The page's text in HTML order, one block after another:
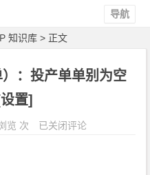
导航
知识库 > 正文
：投产单单别为空
置]
览 次
工
已关闭评论